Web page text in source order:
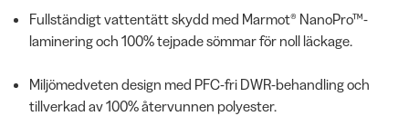
Fullständigt vattentätt skydd med Marmot® NanoPro™-
laminering och 100% tejpade sömmar för noll läckage.
Miljömedveten design med PFC-fri DWR-behandling och
tillverkad av 100% återvunnen polyester.